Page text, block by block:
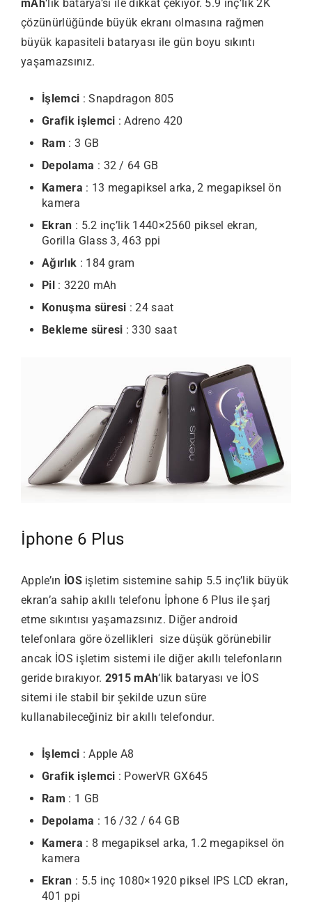
mAh‘lik batarya’sı ile dikkat çekiyor. 5.9 inç’lik 2K
çözünürlüğünde büyük ekranı olmasına rağmen
büyük kapasiteli bataryası ile gün boyu sıkıntı
yaşamazsınız.
İşlemci : Snapdragon 805
Grafik işlemci : Adreno 420
Ram : 3 GB
Depolama : 32 / 64 GB
Kamera : 13 megapiksel arka, 2 megapiksel ön
kamera
Ekran : 5.2 inç’lik 1440×2560 piksel ekran,
Gorilla Glass 3, 463 ppi
Ağırlık : 184 gram
Pil: 3220 mAh
Konuşma süresi : 24 saat
Bekleme süresi : 330 saat
İphone 6 Plus
Apple’ın İOSişletim sistemine sahip 5.5 inç’lik büyük
ekran’a sahip akıllı telefonu İphone 6 Plus ile şarj
etme sıkıntısı yaşamazsınız. Diğer android
telefonlara göre özellikleri size düşük görünebilir
ancak İOS işletim sistemi ile diğer akıllı telefonların
geride bırakıyor. 2915 mAh‘lik bataryası ve İOS
sitemi ile stabil bir şekilde uzun süre
kullanabileceğiniz bir akıllı telefondur.
İşlemci : Apple A8
Grafik işlemci : PowerVR GX645
Ram : 1 GB
Depolama : 16 /32 / 64 GB
Kamera : 8 megapiksel arka, 1.2 megapiksel ön
kamera
Ekran : 5.5 inç 1080×1920 piksel IPS LCD ekran,
401 ppi